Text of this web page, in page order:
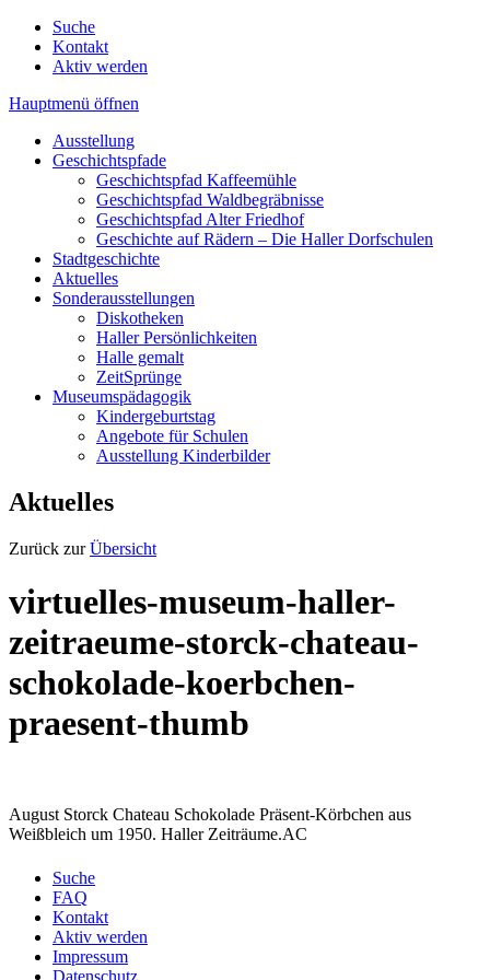
Suche
Kontakt
Aktiv werden
Hauptmenü öffnen
Ausstellung
Geschichtspfade
Geschichtspfad Kaffeemühle
Geschichtspfad Waldbegräbnisse
Geschichtspfad Alter Friedhof
Geschichte auf Rädern – Die Haller Dorfschulen
Stadtgeschichte
Aktuelles
Sonderausstellungen
Diskotheken
Haller Persönlichkeiten
Halle gemalt
ZeitSprünge
Museumspädagogik
Kindergeburtstag
Angebote für Schulen
Ausstellung Kinderbilder
Aktuelles
Zurück zurÜbersicht
virtuelles-museum-haller-
zeitraeume-storck-chateau-
schokolade-koerbchen-
praesent-thumb
August Storck Chateau Schokolade Präsent-Körbchen aus
Weißbleich um 1950. Haller Zeiträume.AC
Suche
FAQ
Kontakt
Aktiv werden
Impressum
Datenschutz